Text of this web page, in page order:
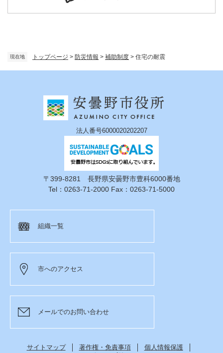
現在地 トップページ > 防災情報 > 補助制度 > 住宅の耐震
法人番号6000020202207
〒399-8281 長野県安曇野市豊科6000番地
Tel：0263-71-2000 Fax：0263-71-5000
組織一覧
市へのアクセス
メールでのお問い合わせ
サイトマップ 著作権・免責事項
個人情報保護